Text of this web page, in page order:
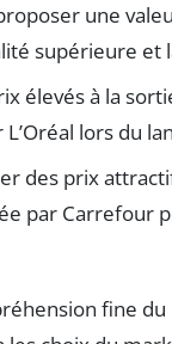
une
supérieure
élevés à la
lors du
des prix
par Carrefour
fine